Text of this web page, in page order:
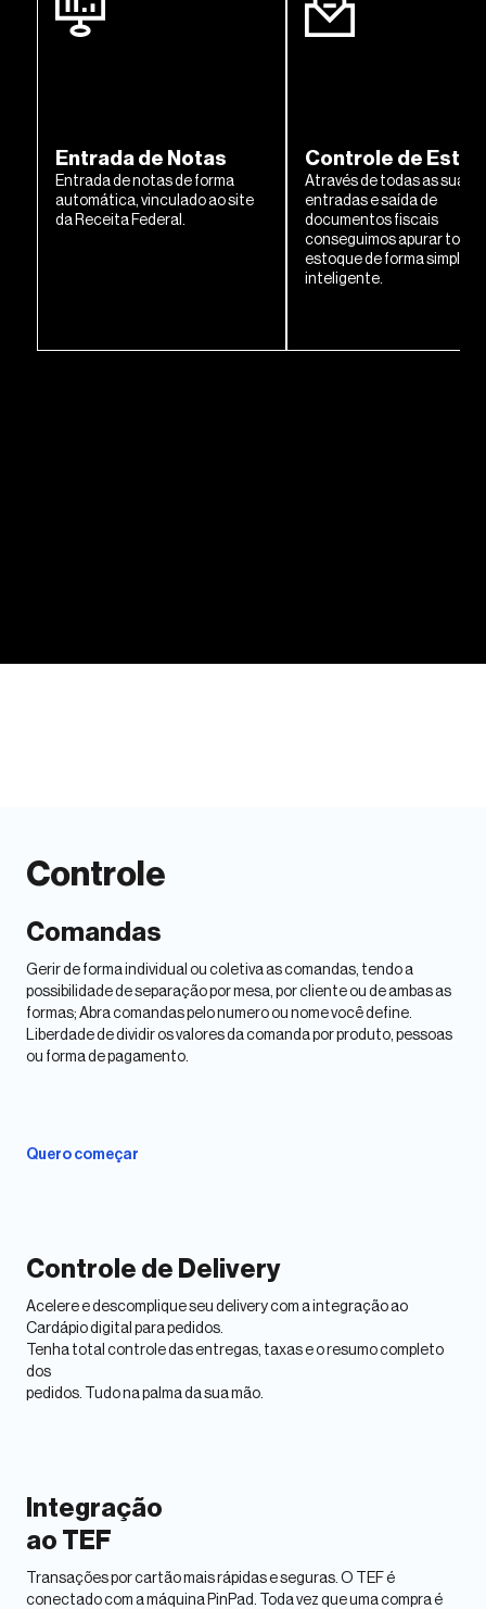
Entrada de Notas
Entrada de notas de forma
automática, vinculado ao site
da Receita Federal.
Controle de
Através de todas as suas
entradas e saída de
documentos fiscais
conseguimos apurar todo
estoque de forma simples e
inteligente.
Controle
Comandas
Gerir de forma individual ou coletiva as comandas, tendo a
possibilidade de separação por mesa, por cliente ou de ambas as
formas; Abra comandas pelo numero ou nome você define.
Liberdade de dividir os valores da comanda por produto, pessoas
ou forma de pagamento.
Quero começar
Controle de Delivery
Acelere e descomplique seu delivery com a integração ao
Cardápio digital para pedidos.
Tenha total controle das entregas, taxas e o resumo completo
dos
pedidos. Tudo na palma da sua mão.
Integração
ao TEF
Transações por cartão mais rápidas e seguras. O TEF é
conectado com a máquina PinPad. Toda vez que uma compra é